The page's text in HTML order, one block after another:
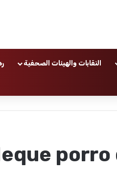
النقابات والهيئات الصحفية